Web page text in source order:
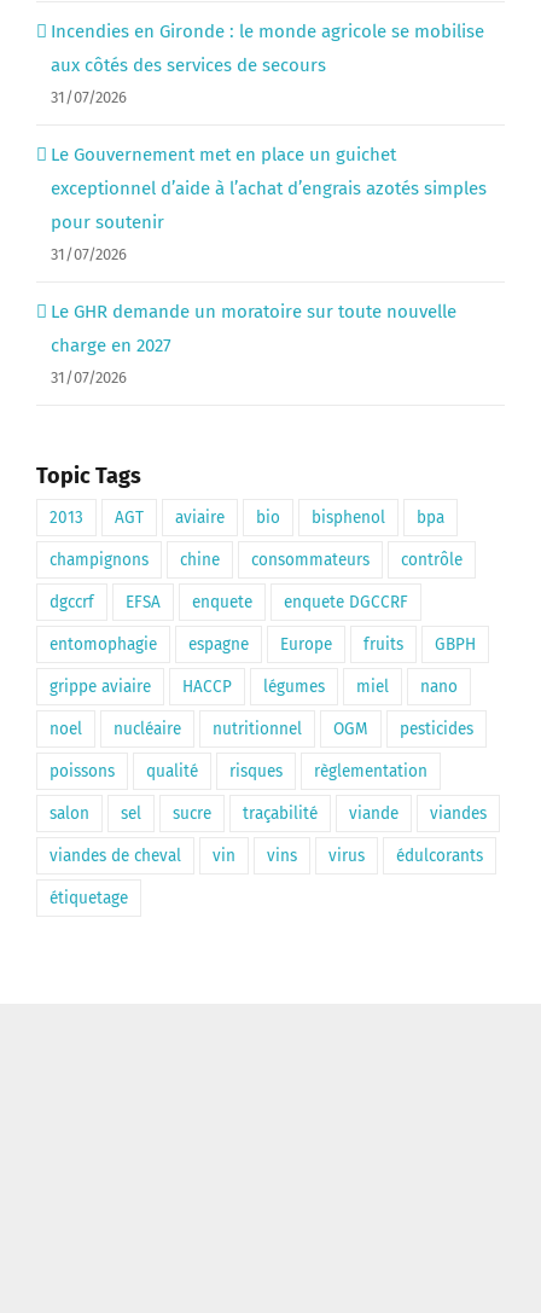
Incendies en Gironde : le monde agricole se mobilise
aux côtés des services de secours
31/07/2026
Le Gouvernement met en place un guichet
exceptionnel d’aide à l’achat d’engrais azotés simples
pour soutenir
31/07/2026
Le GHR demande un moratoire sur toute nouvelle
charge en 2027
31/07/2026
Topic Tags
2013 AGT aviaire bio bisphenol bpa
champignons chine consommateurs contrôle
dgccrf EFSA enquete enquete DGCCRF
entomophagie espagne Europe fruits GBPH
grippe aviaire HACCP légumes miel nano
noel nucléaire nutritionnel OGM pesticides
poissons qualité risques règlementation
salon sel sucre traçabilité viande viandes
viandes de cheval vin vins virus édulcorants
étiquetage